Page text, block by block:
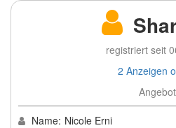
registriert seit
2 Anzeigen
Angebot
Name: Nicole Erni